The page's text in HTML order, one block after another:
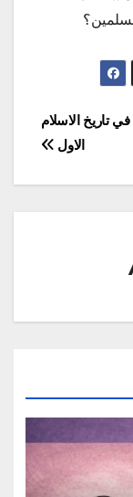
في تاريخ الاسلام
الاول